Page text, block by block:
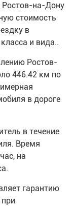
Ростов-на-Дону
стоимость
в
и вида..
Ростов-
446.42 км по
в дороге
в течение
Время
на
гарантию